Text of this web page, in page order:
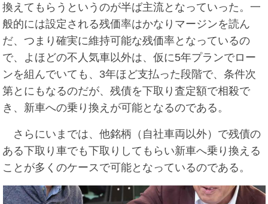
換えてもらうというのが半ば主流となっていった。一
般的には設定される残価率はかなりマージンを読ん
だ、つまり確実に維持可能な残価率となっているの
で、よほどの不人気車以外は、仮に5年プランでロー
ンを組んでいても、3年ほど支払った段階で、条件次
第とにもなるのだが、残債を下取り査定額で相殺で
き、新車への乗り換えが可能となるのである。
さらにいまでは、他銘柄（自社車両以外）で残債の
ある下取り車でも下取りしてもらい新車へ乗り換える
ことが多くのケースで可能となっているのである。